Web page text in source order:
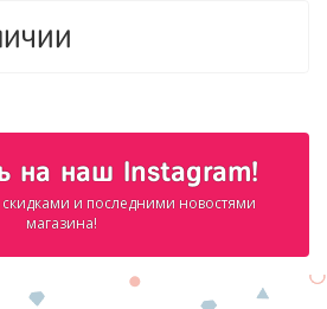
на наш Instagram!
и последними новостями
магазина!